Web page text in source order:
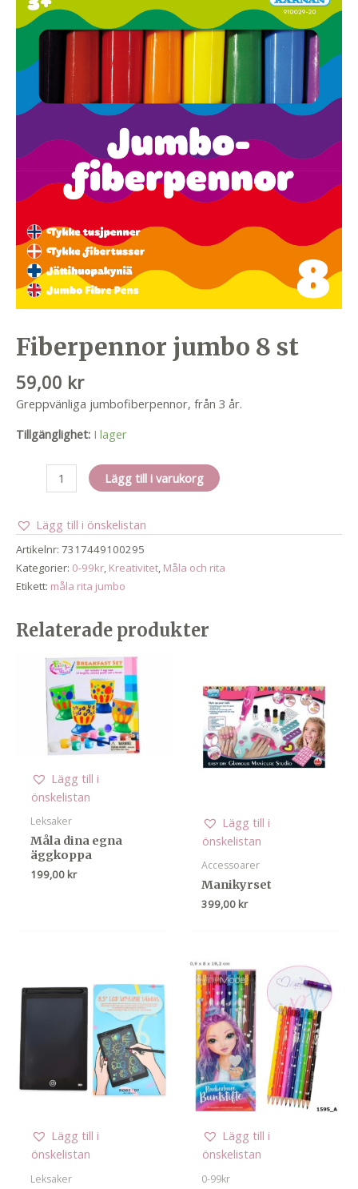
Fiberpennor jumbo 8 st
59,00 kr
Greppvänliga jumbofiberpennor, från 3 år.
Tillgänglighet: I lager
Fiberpennor
jumbo
st
mängd
Lägg till i varukorg
Lägg till i önskelistan
Artikelnr: 7317449100295
Kategorier: 0-99kr, Kreativitet, Måla och rita
Etikett: måla rita jumbo
Relaterade produkter
Lägg till i
önskelistan
Leksaker
Måla dina egna
äggkoppa
199,00 kr
Lägg till i
önskelistan
Accessoarer
Manikyrset
399,00 kr
Lägg till i
önskelistan
Leksaker
Lägg till i
önskelistan
0-99kr